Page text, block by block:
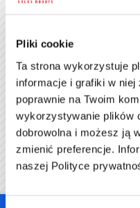
Pliki cookie
Ta strona wykorzystuje
informacje i grafiki w
poprawnie na Twoim
wykorzystywanie plików
dobrowolna i możesz ją
zmienić preferencje.
naszej Polityce
które w przejrzysty
prowadzą użytkownika
analizować udane
zainspirować się ich
praktyki na własny grunt.
Strony docelowe marek
doskonałe przykłady
designu z precyzyjnie